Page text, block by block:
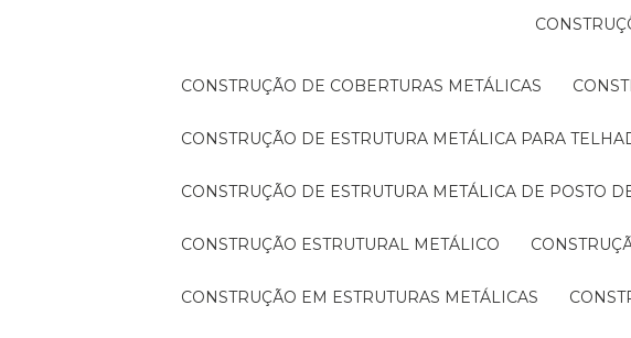
CONSTRUÇÃO DE COBERTURAS METÁLICAS
CONSTRUÇÃO DE ESTRUTURA METÁLICA PARA
CONSTRUÇÃO DE ESTRUTURA METÁLICA DE POSTO
CONSTRUÇÃO ESTRUTURAL METÁLICO
CONSTRUÇÃO EM ESTRUTURAS METÁLICAS